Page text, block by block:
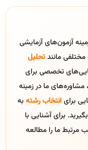
آزمون‌های آزمایشی
مانندتحلیل
تخصصی برای
ما در زمینه
برایانتخاب رشته به
برای آشنایی با
مرتبط ما را مطالعه